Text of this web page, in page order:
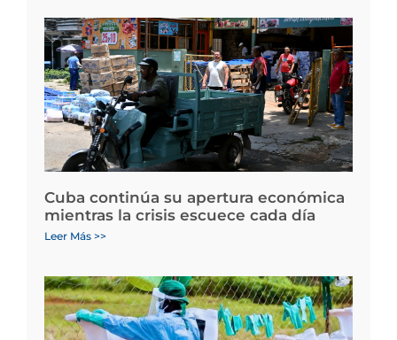
Cuba continúa su apertura económica
mientras la crisis escuece cada día
Leer Más >>